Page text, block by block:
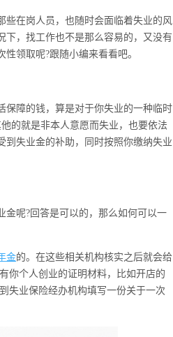
在岗人员，也随时会面临着失业的风
下，找工作也不是那么容易的，又没有
领取呢?跟随小编来看看吧。
障的钱，算是对于你失业的一种临时
的就是非本人意愿而失业，也要依法
到失业金的补助，同时按照你缴纳失业
呢?回答是可以的，那么如何可以一
金的。在这些相关机构核实之后就会给
你个人创业的证明材料，比如开店的
失业保险经办机构填写一份关于一次